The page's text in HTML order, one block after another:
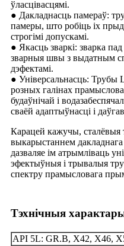
ўласцівасцямі.
● Дакладнасць памераў:
памеры, што робіць іх
строгімі допускамі.
● Якасць зваркі: зварка
зварныя швы з выдатным
дэфектамі.
● Універсальнасць:
розных галінах
будаўнічай і
сваёй адаптыўнасці і
Карацей кажучы,
выкарыстаннем
дазваляе ім атрымліваць
эфектыўныя і трывалыя
спектру прамысловага
Тэхнічныя
API 5L: GR.B, X42, X46,